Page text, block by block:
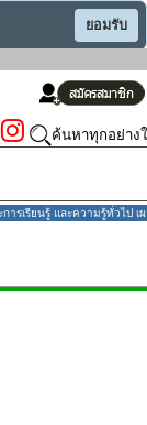
ยอมรับ
ค้นหาทุกอย่าง
รเรียนรู้ และความรู้ทั่วไป เ